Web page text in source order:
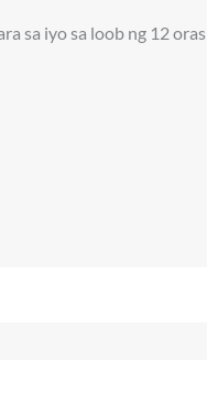
sa iyo sa loob ng 12 oras